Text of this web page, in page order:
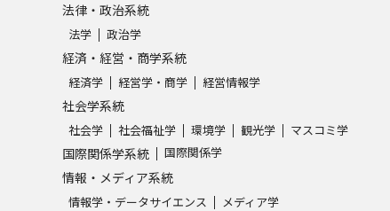
法律・政治系統
法学 政治学
経済・経営・商学系統
経済学 経営学・商学 経営情報学
社会学系統
社会学 社会福祉学 環境学 観光学 マスコミ学
国際関係学系統 国際関係学
情報・メディア系統
情報学・データサイエンス メディア学